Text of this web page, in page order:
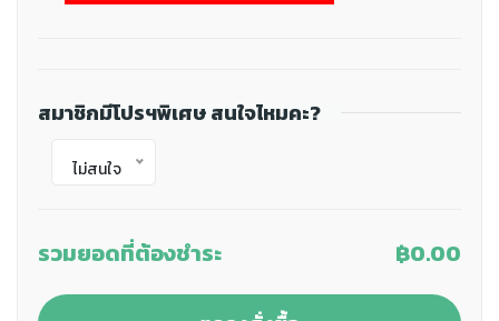
สมาชิกมีโปรฯพิเศษ สนใจไหมคะ?
ไม่สนใจ
รวมยอดที่ต้องชำระ ฿0.00